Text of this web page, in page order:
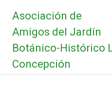
contenido
Asociación de
Amigos del Jardín
Botánico-Histórico
Concepción